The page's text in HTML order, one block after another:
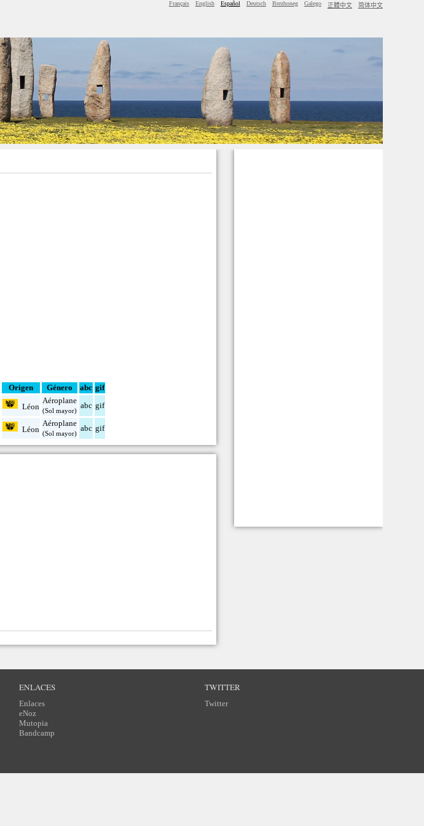
Français English Español Deutsch Brezhoneg Galego 正體中文 简体中文
Origen Género abc gif
Léon
Aéroplane
(Sol mayor)
abc gif
Léon
Aéroplane
(Sol mayor)
abc gif
ENLACES
Enlaces
eNoz
Mutopia
Bandcamp
TWITTER
Twitter